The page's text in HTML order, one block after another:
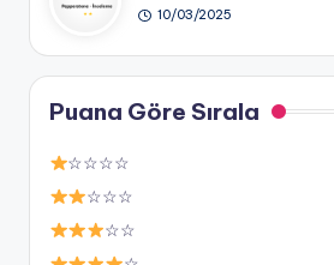
10/03/2025
Puana Göre Sırala
☆☆☆☆
☆☆☆
☆☆